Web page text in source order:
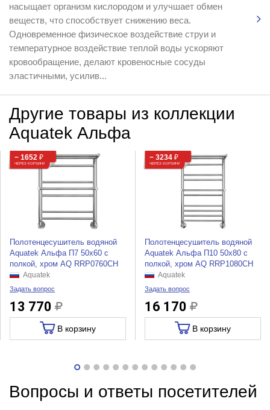
насыщает организм кислородом и улучшает обмен
веществ, что способствует снижению веса.
Одновременное физическое воздействие струи и
температурное воздействие теплой воды ускоряют
кровообращение, делают кровеносные сосуды
эластичными, усилив...
Другие товары из коллекции
Aquatek Альфа
− 1652 ₽
ЧЕРЕЗ КОРЗИНУ
Полотенцесушитель водяной
Aquatek Альфа П7 50x60 с
полкой, хром AQ RRP0760CH
Aquatek
Задать вопрос
13 770
В корзину
− 3234 ₽
ЧЕРЕЗ КОРЗИНУ
Полотенцесушитель водяной
Aquatek Альфа П10 50x80 с
полкой, хром AQ RRP1080CH
Aquatek
Задать вопрос
16 170
В корзину
Вопросы и ответы посетителей